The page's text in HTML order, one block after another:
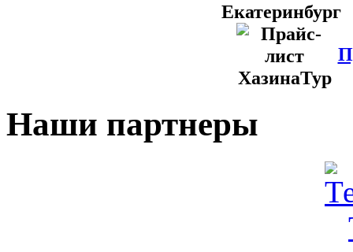
Наши партнеры